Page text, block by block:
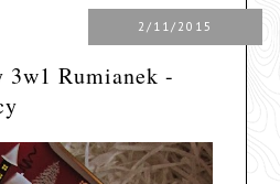
2/11/2015
3w1 Rumianek -